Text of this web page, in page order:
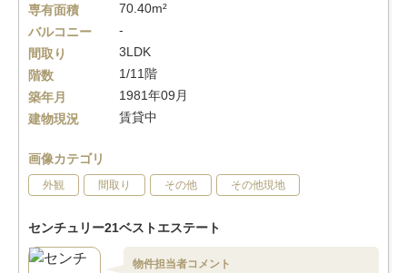
専有面積
70.40m²
バルコニー
-
間取り
3LDK
階数
1/11階
築年月
1981年09月
建物現況
賃貸中
画像カテゴリ
外観 間取り その他 その他現地
センチュリー21ベストエステート
物件担当者コメント